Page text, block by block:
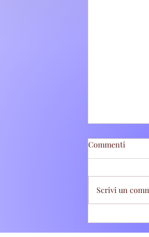
abbandoni
Commenti
Scrivi un